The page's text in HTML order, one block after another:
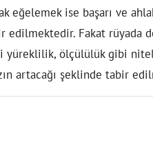
eğelemek ise başarı ve
edilmektedir. Fakat rüyada
ölçülülük gibi
artacağı şeklinde tabir